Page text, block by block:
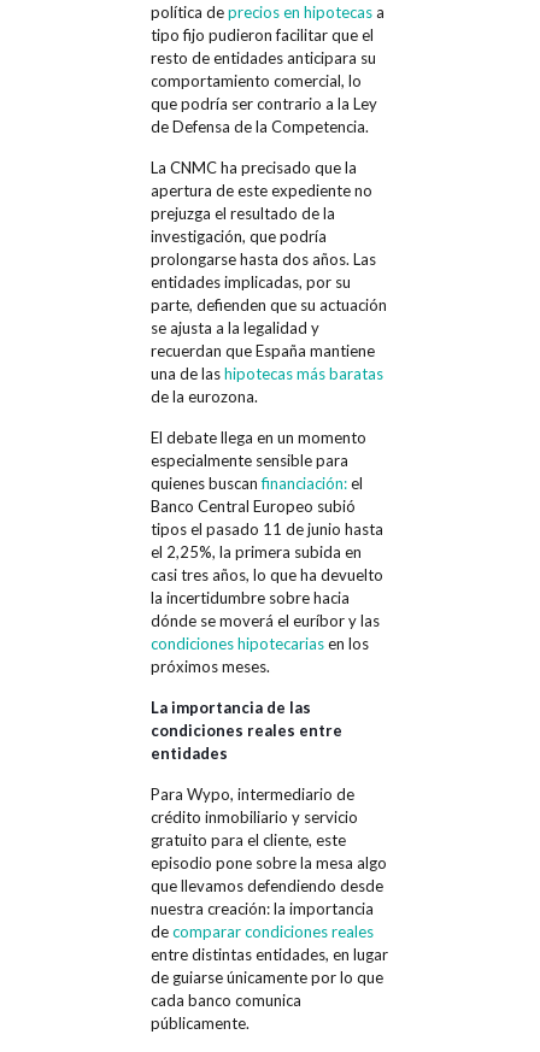
política deprecios en hipotecasa
tipo fijo pudieron facilitar que el
resto de entidades anticipara su
comportamiento comercial, lo
que podría ser contrario a la Ley
de Defensa de la Competencia.
La CNMC ha precisado que la
apertura de este expediente no
prejuzga el resultado de la
investigación, que podría
prolongarse hasta dos años. Las
entidades implicadas, por su
parte, defienden que su actuación
se ajusta a la legalidad y
recuerdan que España mantiene
una de lashipotecas más baratas
de la eurozona.
El debate llega en un momento
especialmente sensible para
quienes buscanfinanciación:el
Banco Central Europeo subió
tipos el pasado 11 de junio hasta
el 2,25%, la primera subida en
casi tres años, lo que ha devuelto
la incertidumbre sobre hacia
dónde se moverá el euríbor y las
condiciones hipotecariasen los
próximos meses.
La importancia de las
condiciones reales entre
entidades
Para Wypo, intermediario de
crédito inmobiliario y servicio
gratuito para el cliente, este
episodio pone sobre la mesa algo
que llevamos defendiendo desde
nuestra creación: la importancia
decomparar condiciones reales
entre distintas entidades, en lugar
de guiarse únicamente por lo que
cada banco comunica
públicamente.